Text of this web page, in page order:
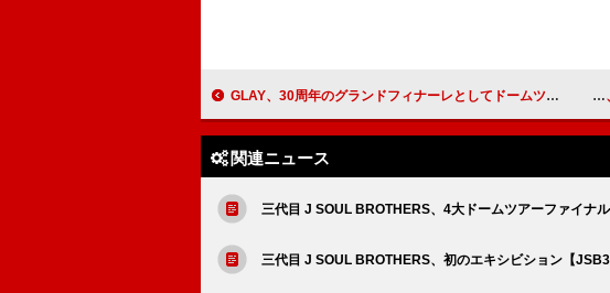
GLAY、30周年のグランドフィナーレとしてドームツアー発表
関連ニュース
三代目 J SOUL BROTHERS、4大ドームツアーファイナ
三代目 J SOUL BROTHERS、初のエキシビション【